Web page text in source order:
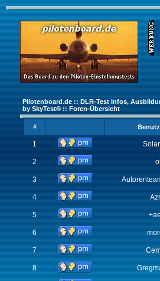
Pilotenboard.de :: DLR-Test Infos,
by SkyTest® :: Foren-Übersicht
#
1
2
3
4
5
6
7
8